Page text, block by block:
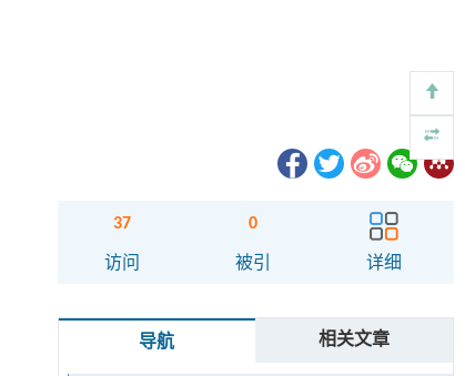
37
访问
0
被引 详细
导航 相关文章